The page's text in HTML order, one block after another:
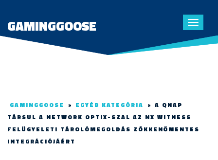
Toggle
GAMINGGOOSE
GAMINGGOOSE > EGYÉB KATEGÓRIA > A QNAP
TÁRSUL A NETWORK OPTIX-SZAL AZ NX WITNESS
FELÜGYELETI TÁROLÓMEGOLDÁS ZÖKKENŐMENTES
INTEGRÁCIÓJÁÉRT